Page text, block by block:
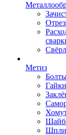
Метиз
Гайки